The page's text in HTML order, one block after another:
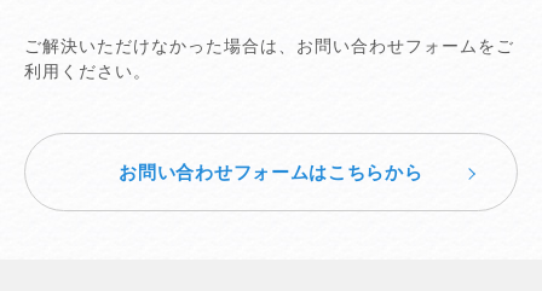
ご解決いただけなかった場合は、お問い合わせフォームをご
利用ください。
お問い合わせフォームはこちらから